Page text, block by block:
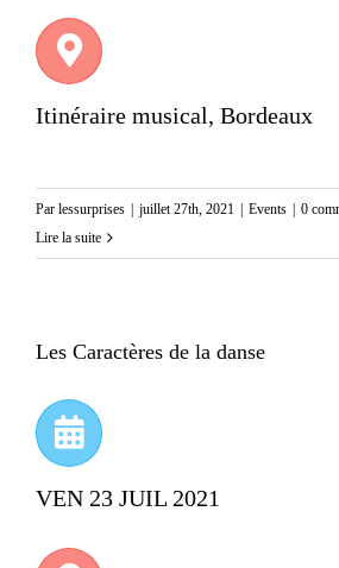
Itinéraire musical, Bordeaux
Par lessurprises juillet 27th, 2021 Events
0
Lire la suite
Les Caractères de la danse
VEN 23 JUIL 2021